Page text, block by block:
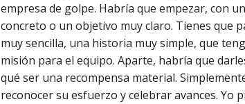
empresa de golpe. Habría que empezar, con
concreto o un objetivo muy claro. Tienes que
muy sencilla, una historia muy simple, que
misión para el equipo. Aparte, habría que
qué ser una recompensa material.
reconocer su esfuerzo y celebrar avances. Yo